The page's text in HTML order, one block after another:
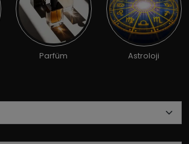
Parfüm Astroloji